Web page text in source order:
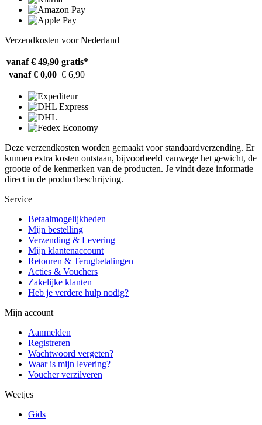
Verzendkosten voor Nederland
vanaf € 49,90 gratis*
vanaf € 0,00 € 6,90
Deze verzendkosten worden gemaakt voor standaardverzending. Er
kunnen extra kosten ontstaan, bijvoorbeeld vanwege het gewicht, de
grootte of de kenmerken van de producten. Je vindt deze informatie
direct in de productbeschrijving.
Service
Betaalmogelijkheden
Mijn bestelling
Verzending & Levering
Mijn klantenaccount
Retouren & Terugbetalingen
Acties & Vouchers
Zakelijke klanten
Heb je verdere hulp nodig?
Mijn account
Aanmelden
Registreren
Wachtwoord vergeten?
Waar is mijn levering?
Voucher verzilveren
Weetjes
Gids